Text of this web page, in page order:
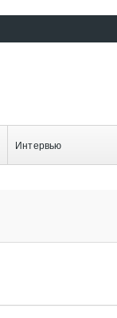
Интервью